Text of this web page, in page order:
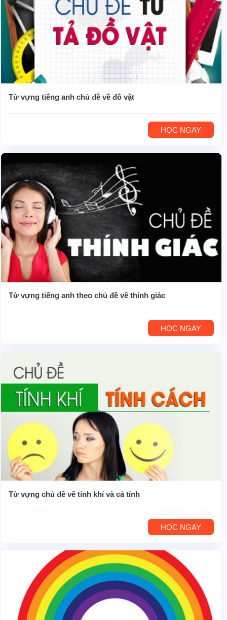
Từ vựng tiếng anh chủ đề về đồ vật
HỌC NGAY
Từ vựng tiếng anh theo chủ đề về thính giác
HỌC NGAY
Từ vựng chủ đề về tính khí và cá tính
HỌC NGAY